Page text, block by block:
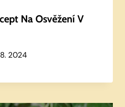
Na Osvěžení V
2024